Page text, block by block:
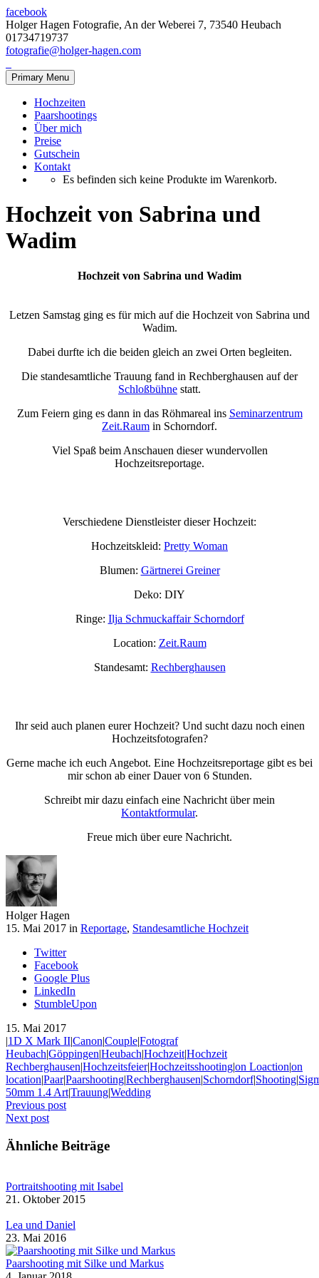
facebook
Holger Hagen Fotografie, An der Weberei 7, 73540 Heubach
01734719737
fotografie@holger-hagen.com
Primary Menu
Hochzeiten
Paarshootings
Über mich
Preise
Gutschein
Kontakt
Es befinden sich keine Produkte im Warenkorb.
Hochzeit von Sabrina und
Wadim
Hochzeit von Sabrina und Wadim
Letzen Samstag ging es für mich auf die Hochzeit von Sabrina und
Wadim.
Dabei durfte ich die beiden gleich an zwei Orten begleiten.
Die standesamtliche Trauung fand in Rechberghausen auf der
Schloßbühne statt.
Zum Feiern ging es dann in das Röhmareal ins Seminarzentrum
Zeit.Raum in Schorndorf.
Viel Spaß beim Anschauen dieser wundervollen
Hochzeitsreportage.
Verschiedene Dienstleister dieser Hochzeit:
Hochzeitskleid: Pretty Woman
Blumen: Gärtnerei Greiner
Deko: DIY
Ringe: Ilja Schmuckaffair Schorndorf
Location: Zeit.Raum
Standesamt: Rechberghausen
Ihr seid auch planen eurer Hochzeit? Und sucht dazu noch einen
Hochzeitsfotografen?
Gerne mache ich euch Angebot. Eine Hochzeitsreportage gibt es bei
mir schon ab einer Dauer von 6 Stunden.
Schreibt mir dazu einfach eine Nachricht über mein
Kontaktformular.
Freue mich über eure Nachricht.
Holger Hagen
15. Mai 2017 in Reportage, Standesamtliche Hochzeit
Twitter
Facebook
Google Plus
LinkedIn
StumbleUpon
15. Mai 2017
|1D X Mark II|Canon|Couple|Fotograf
Heubach|Göppingen|Heubach|Hochzeit|Hochzeit
Rechberghausen|Hochzeitsfeier|Hochzeitsshooting|on Loaction|on
location|Paar|Paarshooting|Rechberghausen|Schorndorf|Shooting|
50mm 1.4 Art|Trauung|Wedding
Previous post
Next post
Ähnliche Beiträge
Portraitshooting mit Isabel
21. Oktober 2015
Lea und Daniel
23. Mai 2016
Paarshooting mit Silke und Markus